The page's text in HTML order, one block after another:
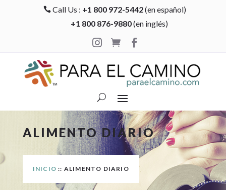
 Call Us : +1 800 972-5442(en español)
+1 800 876-9880(en inglés)

 
ALIMENTO DIARIO
INICIO :: ALIMENTO DIARIO